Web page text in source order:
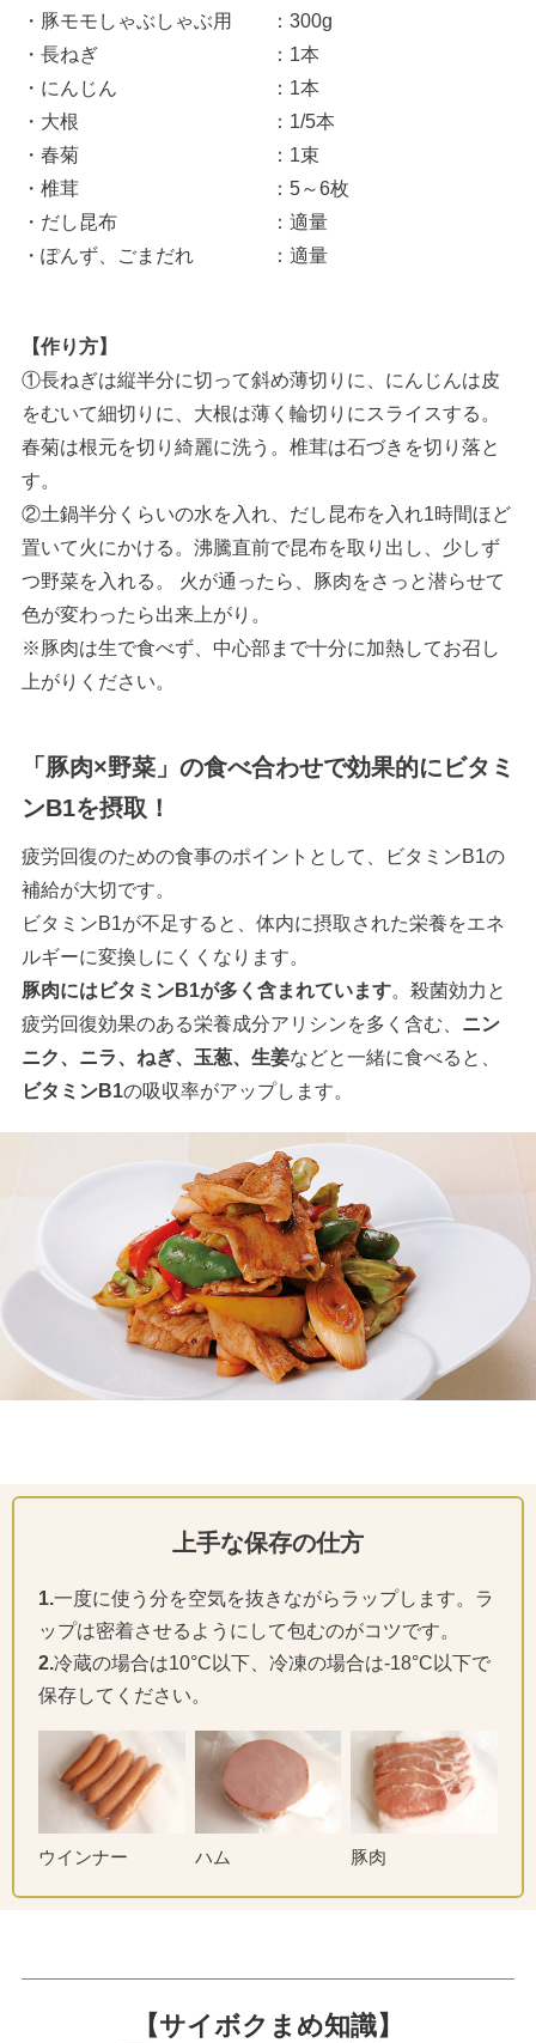
・豚モモしゃぶしゃぶ用 ：300g
・長ねぎ ：1本
・にんじん ：1本
・大根 ：1/5本
・春菊 ：1束
・椎茸 ：5～6枚
・だし昆布 ：適量
・ぽんず、ごまだれ ：適量
【作り方】
①長ねぎは縦半分に切って斜め薄切りに、にんじんは皮
をむいて細切りに、大根は薄く輪切りにスライスする。
春菊は根元を切り綺麗に洗う。椎茸は石づきを切り落と
す。
②土鍋半分くらいの水を入れ、だし昆布を入れ1時間ほど
置いて火にかける。沸騰直前で昆布を取り出し、少しず
つ野菜を入れる。 火が通ったら、豚肉をさっと潜らせて
色が変わったら出来上がり。
※豚肉は生で食べず、中心部まで十分に加熱してお召し
上がりください。
「豚肉×野菜」の食べ合わせで効果的にビタミ
ンB1を摂取！
疲労回復のための食事のポイントとして、ビタミンB1の
補給が大切です。
ビタミンB1が不足すると、体内に摂取された栄養をエネ
ルギーに変換しにくくなります。
豚肉にはビタミンB1が多く含まれています。殺菌効力と
疲労回復効果のある栄養成分アリシンを多く含む、 ニン
ニク、ニラ、ねぎ、玉葱、生姜などと一緒に食べると、
ビタミンB1の吸収率がアップします。
上手な保存の仕方
1.一度に使う分を空気を抜きながらラップします。ラ
ップは密着させるようにして包むのがコツです。
2.冷蔵の場合は10°C以下、冷凍の場合は-18°C以下で
保存してください。
ウインナー ハム 豚肉
【サイボクまめ知識】